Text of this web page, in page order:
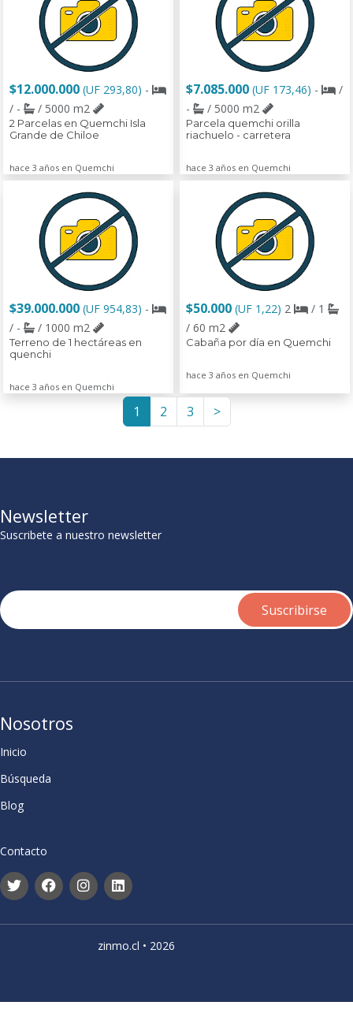
$12.000.000 (UF 293,80) -
/ -
/ 5000 m2
2 Parcelas en Quemchi Isla
Grande de Chiloe
hace 3 años en Quemchi
$7.085.000 (UF 173,46) -
/
-
/ 5000 m2
Parcela quemchi orilla
riachuelo - carretera
hace 3 años en Quemchi
$39.000.000 (UF 954,83) -
/ -
/ 1000 m2
Terreno de 1 hectáreas en
quenchi
hace 3 años en Quemchi
$50.000 (UF 1,22) 2
/ 1
/ 60 m2
Cabaña por día en Quemchi
hace 3 años en Quemchi
1 2 3 >
Newsletter
Suscribete a nuestro newsletter
Nosotros
Inicio
Búsqueda
Blog
Contacto
zinmo.cl • 2026